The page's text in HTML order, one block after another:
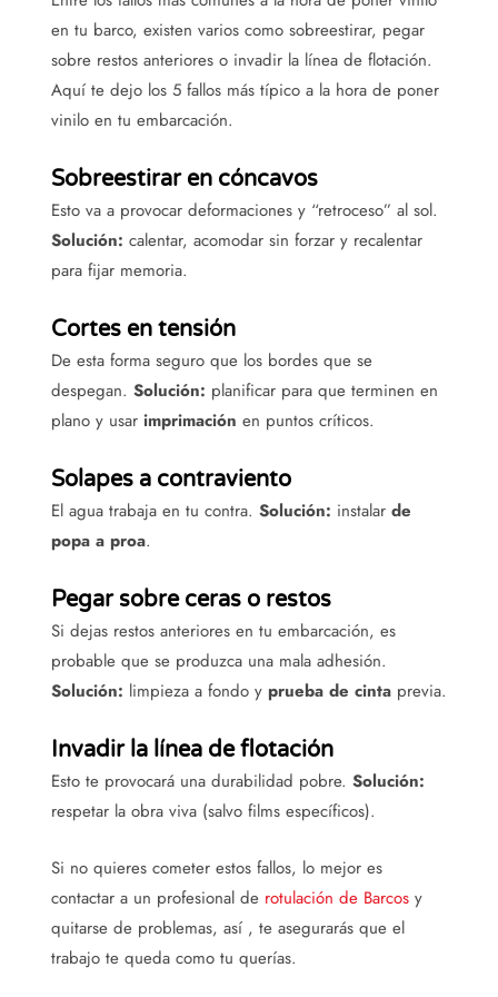
en tu barco, existen varios como sobreestirar, pegar
sobre restos anteriores o invadir la línea de flotación.
Aquí te dejo los 5 fallos más típico a la hora de poner
vinilo en tu embarcación.
Sobreestirar en cóncavos
Esto va a provocar deformaciones y “retroceso” al sol.
Solución: calentar, acomodar sin forzar y recalentar
para fijar memoria.
Cortes en tensión
De esta forma seguro que los bordes que se
despegan. Solución: planificar para que terminen en
plano y usar imprimación en puntos críticos.
Solapes a contraviento
El agua trabaja en tu contra. Solución: instalar de
popa a proa.
Pegar sobre ceras o restos
Si dejas restos anteriores en tu embarcación, es
probable que se produzca una mala adhesión.
Solución: limpieza a fondo y prueba de cinta previa.
Invadir la línea de flotación
Esto te provocará una durabilidad pobre. Solución:
respetar la obra viva (salvo films específicos).
Si no quieres cometer estos fallos, lo mejor es
contactar a un profesional de rotulación de Barcos y
quitarse de problemas, así , te asegurarás que el
trabajo te queda como tu querías.